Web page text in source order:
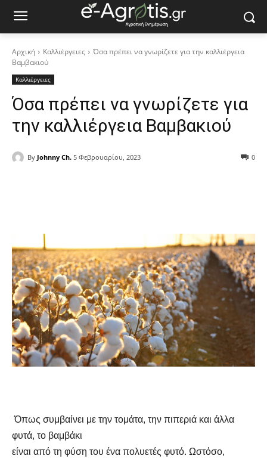
Αρχική Καλλιέργειες
Όσα πρέπει να γνωρίζετε για την καλλιέργεια
Βαμβακιού
Καλλιέργειες
Όσα πρέπει να γνωρίζετε για
την καλλιέργεια Βαμβακιού
By Johnny Ch. 5 Φεβρουαρίου, 2023 0
Όπως συμβαίνει με την τομάτα, την πιπεριά και άλλα
φυτά, το βαμβάκι
είναι από τη φύση του ένα πολυετές φυτό. Ωστόσο,